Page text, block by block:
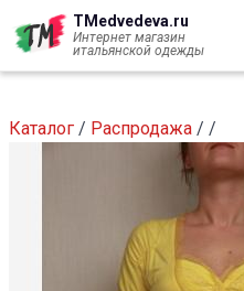
Перейти TMedvedeva.ru
Интернет магазин
итальянской одежды
Каталог / Распродажа / /